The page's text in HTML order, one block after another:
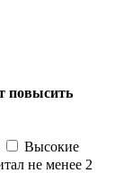
повысить
Высокие
не менее 2